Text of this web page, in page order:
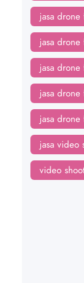
jasa
jasa
jasa
jasa
jasa
jasa video
video